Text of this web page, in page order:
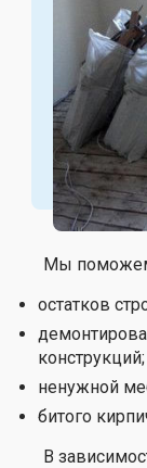
Мы поможем
остатков
конструкций;
ненужной
битого
В